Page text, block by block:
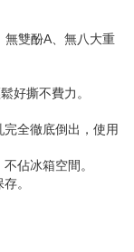
無雙酚A、無八大重
好撕不費力。
全徹底倒出，使用
佔冰箱空間。
。